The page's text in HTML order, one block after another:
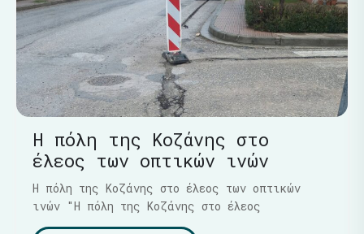
Η πόλη της Κοζάνης στο
έλεος των οπτικών ινών
Η πόλη της Κοζάνης στο έλεος των οπτικών
ινών "Η πόλη της Κοζάνης στο έλεος